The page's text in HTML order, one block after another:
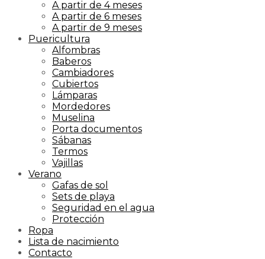
A partir de 4 meses
A partir de 6 meses
A partir de 9 meses
Puericultura
Alfombras
Baberos
Cambiadores
Cubiertos
Lámparas
Mordedores
Muselina
Porta documentos
Sábanas
Termos
Vajillas
Verano
Gafas de sol
Sets de playa
Seguridad en el agua
Protección
Ropa
Lista de nacimiento
Contacto